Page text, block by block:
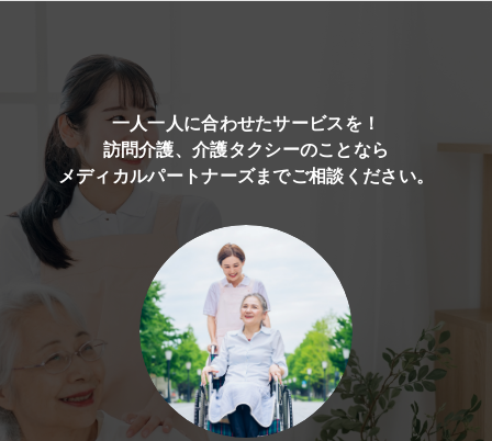
一人一人に合わせたサービスを！
訪問介護、介護タクシーのことなら
メディカルパートナーズまでご相談ください。